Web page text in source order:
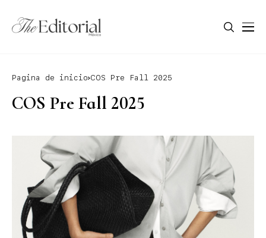
Pagina de inicio COS Pre Fall 2025
COS Pre Fall 2025